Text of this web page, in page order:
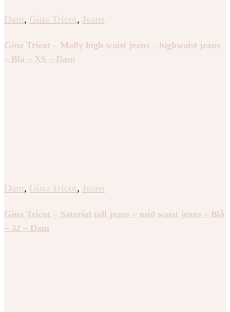
Dam, Gina Tricot, Jeans
Gina Tricot – Molly high waist jeans – highwaist jeans
– Blå – XS – Dam
Dam, Gina Tricot, Jeans
Gina Tricot – Satorial tall jeans – mid waist jeans – Blå
– 32 – Dam